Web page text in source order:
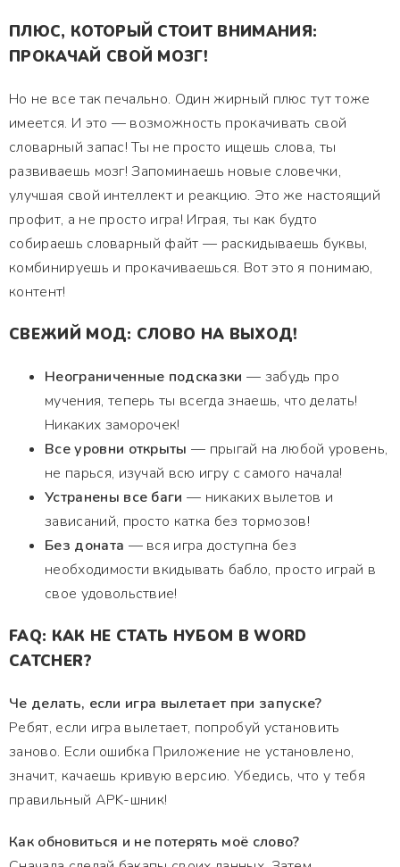
ПЛЮС, КОТОРЫЙ СТОИТ ВНИМАНИЯ:
ПРОКАЧАЙ СВОЙ МОЗГ!
Но не все так печально. Один жирный плюс тут тоже
имеется. И это — возможность прокачивать свой
словарный запас! Ты не просто ищешь слова, ты
развиваешь мозг! Запоминаешь новые словечки,
улучшая свой интеллект и реакцию. Это же настоящий
профит, а не просто игра! Играя, ты как будто
собираешь словарный файт — раскидываешь буквы,
комбинируешь и прокачиваешься. Вот это я понимаю,
контент!
СВЕЖИЙ МОД: СЛОВО НА ВЫХОД!
Неограниченные подсказки — забудь про
мучения, теперь ты всегда знаешь, что делать!
Никаких заморочек!
Все уровни открыты — прыгай на любой уровень,
не парься, изучай всю игру с самого начала!
Устранены все баги — никаких вылетов и
зависаний, просто катка без тормозов!
Без доната — вся игра доступна без
необходимости вкидывать бабло, просто играй в
свое удовольствие!
FAQ: КАК НЕ СТАТЬ НУБОМ В WORD
CATCHER?
Че делать, если игра вылетает при запуске?
Ребят, если игра вылетает, попробуй установить
заново. Если ошибка Приложение не установлено,
значит, качаешь кривую версию. Убедись, что у тебя
правильный APK-шник!
Как обновиться и не потерять моё слово?